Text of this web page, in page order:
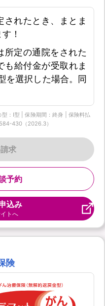
されたとき、まとま
！
所定の通院をされた
も給付金が受取れま
を選択した場合。同
：Ⅰ型 | 保険期間：終身 | 保険料払
430（2026.3）
予約
求
込み
トへ
険